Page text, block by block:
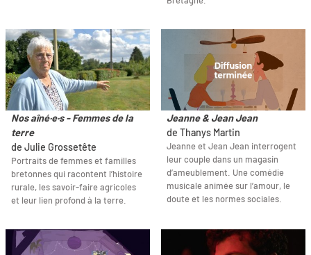
Nos aîné·e·s - Femmes de la
terre
de Julie Grossetête
Portraits de femmes et familles
bretonnes qui racontent l’histoire
rurale, les savoir-faire agricoles
et leur lien profond à la terre.
Jeanne & Jean Jean
de Thanys Martin
Jeanne et Jean Jean interrogent
leur couple dans un magasin
d’ameublement. Une comédie
musicale animée sur l’amour, le
doute et les normes sociales.